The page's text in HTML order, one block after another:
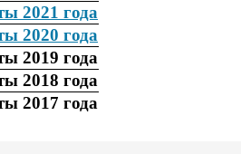
2021 года
2020 года
2019 года
2018 года
2017 года